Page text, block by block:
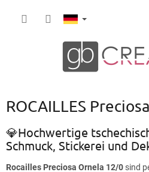
ROCAILLES
💎Hochwertige
Schmuck, Stickerei und
Rocailles Preciosa Ornela 12/0 sind